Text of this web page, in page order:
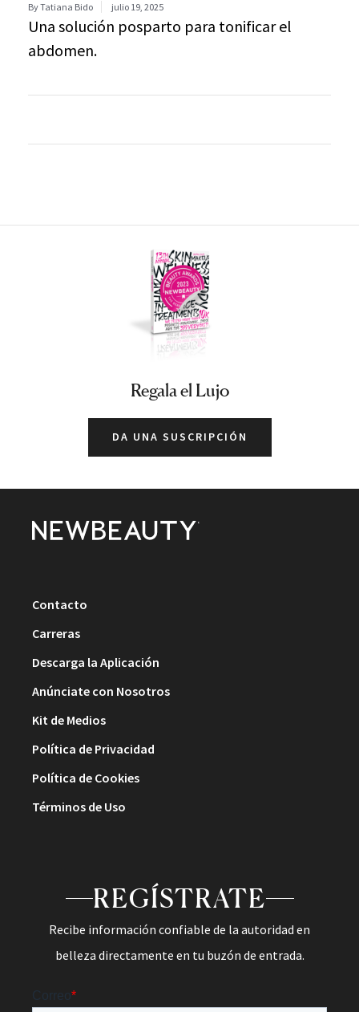
By Tatiana Bido julio 19, 2025
Una solución posparto para tonificar el
abdomen.
Regala el Lujo
DA UNA SUSCRIPCIÓN
Contacto
Carreras
Descarga la Aplicación
Anúnciate con Nosotros
Kit de Medios
Política de Privacidad
Política de Cookies
Términos de Uso
REGÍSTRATE
Recibe información confiable de la autoridad en
belleza directamente en tu buzón de entrada.